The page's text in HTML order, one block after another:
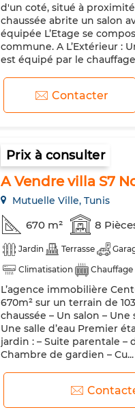
d'un coté, situé à
chaussée abrite un salon
équipée L’Etage se
commune. A L’Extérieur :
est équipé par le
Contacter
Prix à consulter
A Vendre villa S7
Mutuelle Ville, Tunis
670 m² 8
Jardin Terrasse
Climatisation
Chauffage
L’agence immobilière
670m² sur un terrain de
chaussée – Un salon –
Une salle d’eau Premier
jardin : – Suite parentale –
Chambre de gardien – Cu...